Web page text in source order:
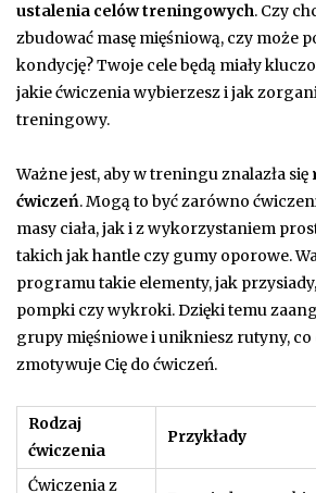
ustalenia celów treningowych. Czy
zbudować masę mięśniową, czy może
kondycję? Twoje cele będą miały
jakie ćwiczenia wybierzesz i jak
treningowy.
Ważne jest, aby w treningu znalazła się
ćwiczeń. Mogą to być zarówno
masy ciała, jak i z wykorzystaniem
takich jak hantle czy gumy oporowe.
programu takie elementy, jak
pompki czy wykroki. Dzięki temu
grupy mięśniowe i unikniesz rutyny,
zmotywuje Cię do ćwiczeń.
Rodzaj
ćwiczenia
Przykłady
Ćwiczenia z